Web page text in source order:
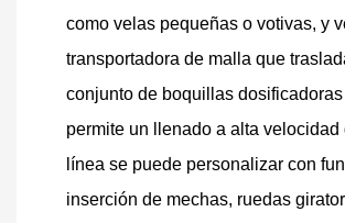
como velas pequeñas o votivas, y
transportadora de malla que
conjunto de boquillas
permite un llenado a alta
línea se puede personalizar con
inserción de mechas, ruedas